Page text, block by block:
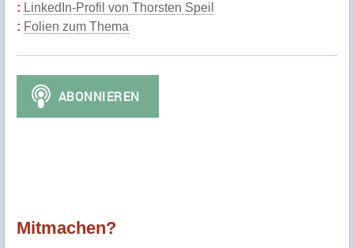
LinkedIn-Profil von Thorsten Speil
Folien zum Thema
Mitmachen?